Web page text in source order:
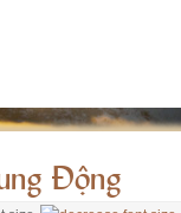
Động